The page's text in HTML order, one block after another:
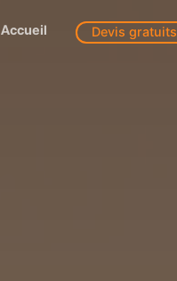
Accueil Devis gratuits